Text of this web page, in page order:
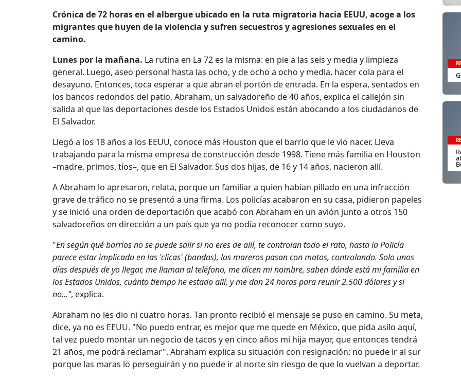
Crónica de 72 horas en el albergue ubicado en la ruta migratoria hacia EEUU, acoge a los
migrantes que huyen de la violencia y sufren secuestros y agresiones sexuales en el
camino.
Lunes por la mañana. La rutina en La 72 es la misma: en pie a las seis y media y limpieza
general. Luego, aseo personal hasta las ocho, y de ocho a ocho y media, hacer cola para el
desayuno. Entonces, toca esperar a que abran el portón de entrada. En la espera, sentados en
los bancos redondos del patio, Abraham, un salvadoreño de 40 años, explica el callejón sin
salida al que las deportaciones desde los Estados Unidos están abocando a los ciudadanos de
El Salvador.
Llegó a los 18 años a los EEUU, conoce más Houston que el barrio que le vio nacer. Lleva
trabajando para la misma empresa de construcción desde 1998. Tiene más familia en Houston
–madre, primos, tíos–, que en El Salvador. Sus dos hijas, de 16 y 14 años, nacieron allí.
A Abraham lo apresaron, relata, porque un familiar a quien habían pillado en una infracción
grave de tráfico no se presentó a una firma. Los policías acabaron en su casa, pidieron papeles
y se inició una orden de deportación que acabó con Abraham en un avión junto a otros 150
salvadoreños en dirección a un país que ya no podía reconocer como suyo.
"En según qué barrios no se puede salir si no eres de allí, te controlan todo el rato, hasta la Policía
parece estar implicada en las 'clicas' (bandas), los mareros pasan con motos, controlando. Solo unos
días después de yo llegar, me llaman al teléfono, me dicen mi nombre, saben dónde está mi familia en
los Estados Unidos, cuánto tiempo he estado allí, y me dan 24 horas para reunir 2.500 dólares y si
no…", explica.
Abraham no les dio ni cuatro horas. Tan pronto recibió el mensaje se puso en camino. Su meta,
dice, ya no es EEUU. "No puedo entrar, es mejor que me quede en México, que pida asilo aquí,
tal vez puedo montar un negocio de tacos y en cinco años mi hija mayor, que entonces tendrá
21 años, me podrá reclamar". Abraham explica su situación con resignación: no puede ir al sur
porque las maras lo perseguirán y no puede ir al norte sin riesgo de que lo vuelvan a deportar.